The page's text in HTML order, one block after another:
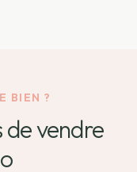
BIEN ?
de vendre